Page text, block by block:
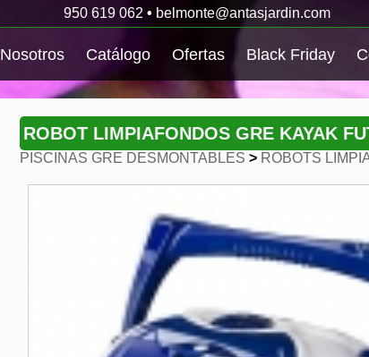
950 619 062 • belmonte@antasjardin.com
Nosotros Catálogo Ofertas Black Friday
ROBOT LIMPIAFONDOS GRE KAYAK
PISCINAS GRE DESMONTABLES > ROBOTS